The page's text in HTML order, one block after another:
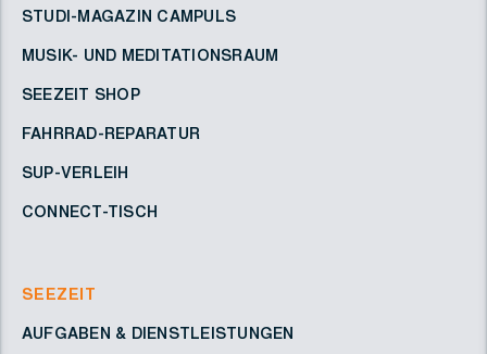
STUDI-MAGAZIN CAMPULS
MUSIK- UND MEDITATIONSRAUM
SEEZEIT SHOP
FAHRRAD-REPARATUR
SUP-VERLEIH
CONNECT-TISCH
SEEZEIT
AUFGABEN & DIENSTLEISTUNGEN